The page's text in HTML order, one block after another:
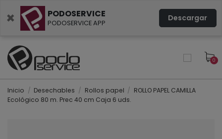
× PODOSERVICE
PODOSERVICE APP Descargar
0
Inicio Desechables Rollos papel
ROLLO PAPEL CAMILLA
Ecológico 80 m. Prec 40 cm Caja 6 uds.